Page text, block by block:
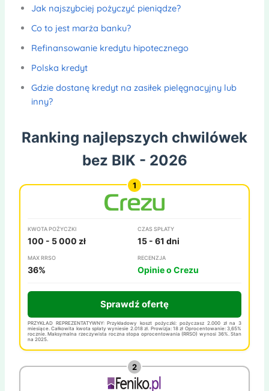
Jak najszybciej pożyczyć pieniądze?
Co to jest marża banku?
Refinansowanie kredytu hipotecznego
Polska kredyt
Gdzie dostanę kredyt na zasiłek pielęgnacyjny lub
inny?
Ranking najlepszych chwilówek
bez BIK - 2026
KWOTA POŻYCZKI
100 - 5 000 zł
CZAS SPŁATY
15 - 61 dni
MAX RRSO
36%
RECENZJA
Opinie o Crezu
Sprawdź ofertę
PRZYKŁAD REPREZENTATYWNY: Przykładowy koszt pożyczki: pożyczasz 2.000 zł na 3
miesiące. Całkowita kwota spłaty wyniesie 2.018 zł. Prowizja: 18 zł Oprocentowanie: 3,65%
rocznie. Maksymalna rzeczywista roczna stopa oprocentowania (RRSO) wynosi 36%. Stan
na 2025.